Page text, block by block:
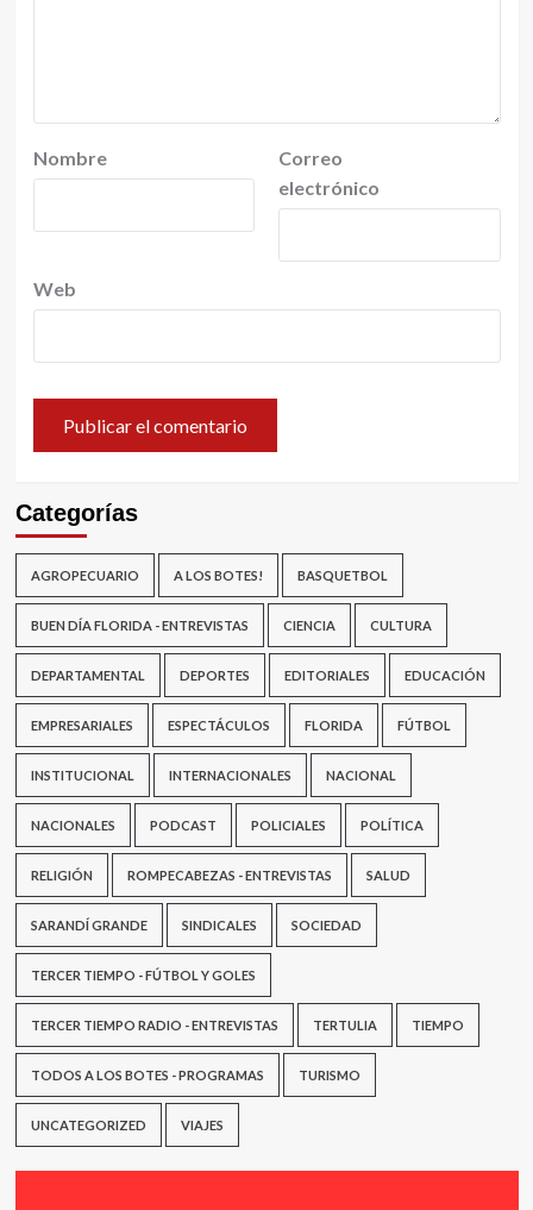
Nombre
Correo
electrónico
Web
Categorías
AGROPECUARIO A LOS BOTES! BASQUETBOL
BUEN DÍA FLORIDA - ENTREVISTAS CIENCIA CULTURA
DEPARTAMENTAL DEPORTES EDITORIALES EDUCACIÓN
EMPRESARIALES ESPECTÁCULOS FLORIDA FÚTBOL
INSTITUCIONAL INTERNACIONALES NACIONAL
NACIONALES PODCAST POLICIALES POLÍTICA
RELIGIÓN ROMPECABEZAS - ENTREVISTAS SALUD
SARANDÍ GRANDE SINDICALES SOCIEDAD
TERCER TIEMPO - FÚTBOL Y GOLES
TERCER TIEMPO RADIO - ENTREVISTAS TERTULIA TIEMPO
TODOS A LOS BOTES - PROGRAMAS TURISMO
UNCATEGORIZED VIAJES